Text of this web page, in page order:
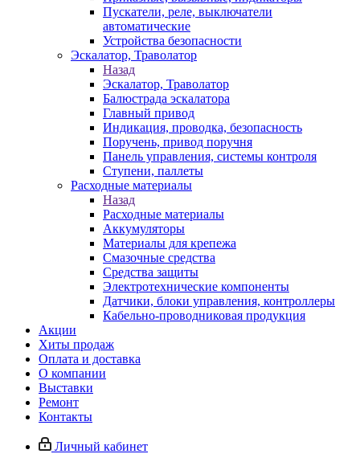
Пускатели, реле, выключатели
автоматические
Устройства безопасности
Эскалатор, Траволатор
Назад
Эскалатор, Траволатор
Балюстрада эскалатора
Главный привод
Индикация, проводка, безопасность
Поручень, привод поручня
Панель управления, системы контроля
Ступени, паллеты
Расходные материалы
Назад
Расходные материалы
Аккумуляторы
Материалы для крепежа
Смазочные средства
Средства защиты
Электротехнические компоненты
Датчики, блоки управления, контроллеры
Кабельно-проводниковая продукция
Акции
Хиты продаж
Оплата и доставка
О компании
Выставки
Ремонт
Контакты
Личный кабинет